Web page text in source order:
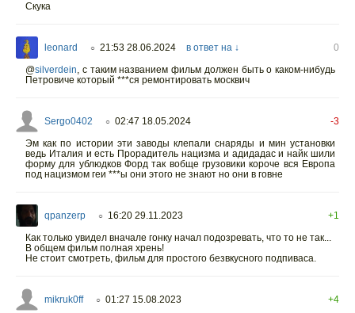
Скука
leonard ○ 21:53 28.06.2024 в ответ на ↓
0
@silverdein, с таким названием фильм должен быть о каком-нибудь
Петровиче который ***ся ремонтировать москвич
Sergo0402 ○ 02:47 18.05.2024
-3
Эм как по истории эти заводы клепали снаряды и мин установки
ведь Италия и есть Прорадитель нацизма и адидадас и найк шили
форму для ублюдков Форд так вобще грузовики короче вся Европа
под нацизмом геи ***ы они этого не знают но они в говне
qpanzerp ○ 16:20 29.11.2023
+1
Как только увидел вначале гонку начал подозревать, что то не так...
В общем фильм полная хрень!
Не стоит смотреть, фильм для простого безвкусного подпиваса.
mikruk0ff ○ 01:27 15.08.2023
+4